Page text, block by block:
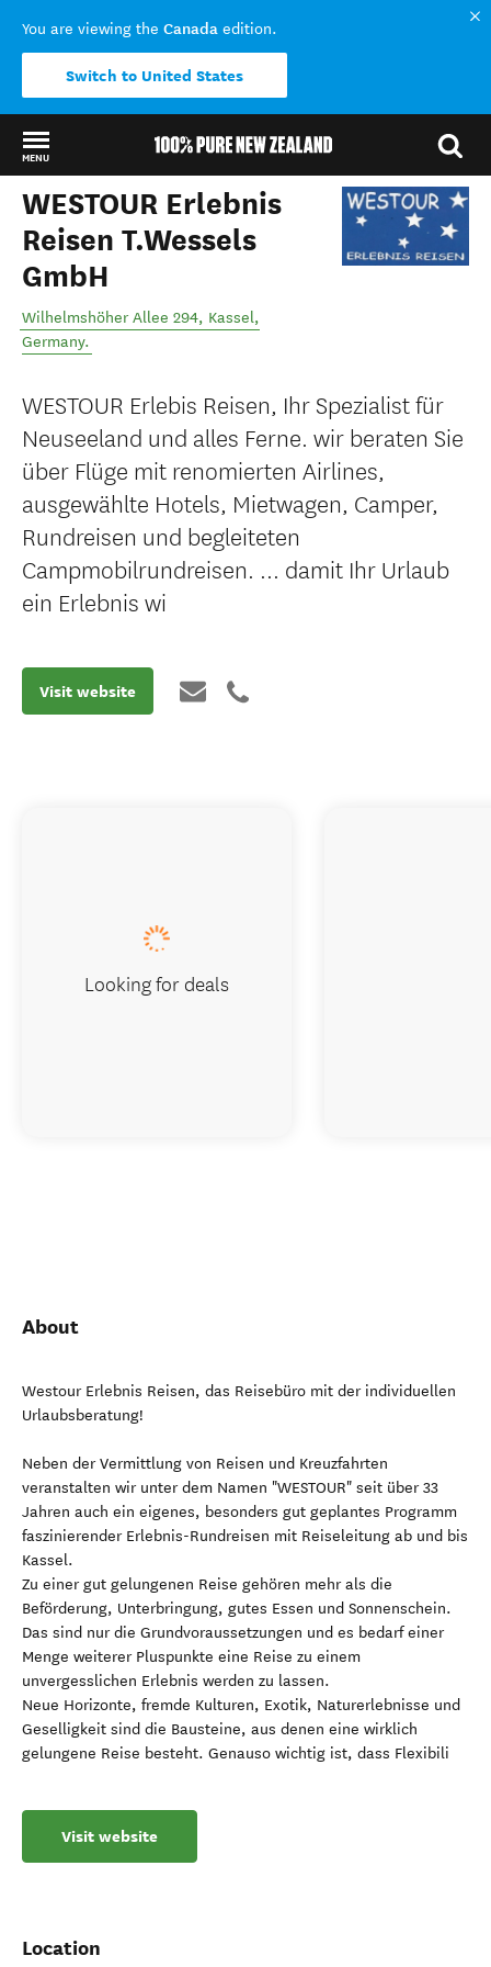
You are viewing the Canada edition.
Switch to United States
MENU
Back to my results
WESTOUR Erlebnis
Reisen T.Wessels
GmbH
Wilhelmshöher Allee 294, Kassel,
Germany.
WESTOUR Erlebis Reisen, Ihr Spezialist für
Neuseeland und alles Ferne. wir beraten Sie
über Flüge mit renomierten Airlines,
ausgewählte Hotels, Mietwagen, Camper,
Rundreisen und begleiteten
Campmobilrundreisen. ... damit Ihr Urlaub
ein Erlebnis wi
Visit website
About
Westour Erlebnis Reisen, das Reisebüro mit der individuellen
Urlaubsberatung!
Neben der Vermittlung von Reisen und Kreuzfahrten
veranstalten wir unter dem Namen "WESTOUR" seit über 33
Jahren auch ein eigenes, besonders gut geplantes Programm
faszinierender Erlebnis-Rundreisen mit Reiseleitung ab und bis
Kassel.
Zu einer gut gelungenen Reise gehören mehr als die
Beförderung, Unterbringung, gutes Essen und Sonnenschein.
Das sind nur die Grundvoraussetzungen und es bedarf einer
Menge weiterer Pluspunkte eine Reise zu einem
unvergesslichen Erlebnis werden zu lassen.
Neue Horizonte, fremde Kulturen, Exotik, Naturerlebnisse und
Geselligkeit sind die Bausteine, aus denen eine wirklich
gelungene Reise besteht. Genauso wichtig ist, dass Flexibili
Visit website
Location
Looking for deals